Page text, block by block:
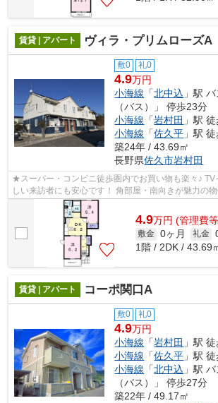
賃貸 | アパート ヴィラ・プリムローズA
敷0 礼0
4.9万円
小海線 「北中込 」駅
（バス）」 停歩23分
小海線 「岩村田 」駅
小海線 「佐久平 」駅
築24年 / 43.69㎡
長野県佐久市岩村田
★スーパー・コンビニ徒歩圏内でお買い物も楽々♪ TV
しい来訪者にも安心です！ 角部屋・南向きが魅力の
4.9万円 (管理費
敷金 0ヶ月 礼金
1階 / 2DK / 43.69
賃貸 | アパート コーポ関口A
敷0 礼0
4.9万円
小海線 「岩村田 」駅
小海線 「佐久平 」駅
小海線 「北中込 」駅
（バス）」 停歩27分
築22年 / 49.17㎡